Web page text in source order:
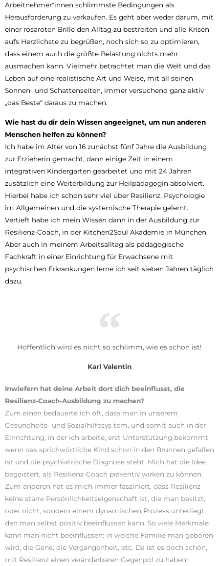
Arbeitnehmer*innen schlimmste Bedingungen als
Herausforderung zu verkaufen. Es geht aber weder darum, mit
einer rosaroten Brille den Alltag zu bestreiten und alle Krisen
aufs Herzlichste zu begrüßen, noch sich so zu optimieren,
dass einem auch die größte Belastung nichts mehr
ausmachen kann. Vielmehr betrachtet man die Welt und das
Leben auf eine realistische Art und Weise, mit all seinen
Sonnen- und Schattenseiten, immer versuchend ganz aktiv
„das Beste“ daraus zu machen.
Wie hast du dir dein Wissen angeeignet, um nun anderen
Menschen helfen zu können?
Ich habe im Alter von 16 zunächst fünf Jahre die Ausbildung
zur Erzieherin gemacht, dann einige Zeit in einem
integrativen Kindergarten gearbeitet und mit 24 Jahren
zusätzlich eine Weiterbildung zur Heilpädagogin absolviert.
Hierbei habe ich schon sehr viel über Resilienz, Psychologie
im Allgemeinen und die systemische Therapie gelernt.
Vertieft habe ich mein Wissen dann in der Ausbildung zur
Resilienz-Coach, in der Kitchen2Soul Akademie in München.
Aber auch in meinem Arbeitsalltag als pädagogische
Fachkraft in einer Einrichtung für Erwachsene mit
psychischen Erkrankungen lerne ich seit sieben Jahren täglich
dazu.
Hoffentlich wird es nicht so schlimm, wie es schon ist!
Karl Valentin
Inwiefern hat deine Arbeit dort dich beeinflusst, die
Resilienz-Coach-Ausbildung zu machen?
Zum einen bedauerte ich oft, dass man in unserem
Gesundheits- und Sozialhilfesys tem, und somit auch in der
Einrichtung, in der ich arbeite, erst Unterstützung bekommt,
wenn das sprichwörtliche Kind schon in den Brunnen gefallen
ist und die psychiatrische Diagnose steht. Mich hat die Idee
begeistert, als Resilienz-Coach präventiv wirken zu können.
Zum anderen hat es mich immer fasziniert, dass Resilienz
keine starre Persönlichkeitseigenschaft ist, die man besitzt,
oder nicht, sondern einem dynamischen Prozess unterliegt,
den man selbst positiv beeinflussen kann. So viele Merkmale
kann man nicht beeinflussen: in welche Familie man geboren
wird, die Gene, die Vergangenheit, etc. Da ist es doch schön,
mit Resilienz einen veränderbaren Gegenpol zu haben!